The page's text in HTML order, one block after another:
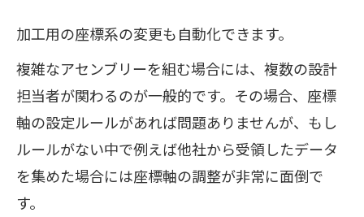
加工用の座標系の変更も自動化できます。
複雑なアセンブリーを組む場合には、複数の設計
担当者が関わるのが一般的です。その場合、座標
軸の設定ルールがあれば問題ありませんが、もし
ルールがない中で例えば他社から受領したデータ
を集めた場合には座標軸の調整が非常に面倒で
す。